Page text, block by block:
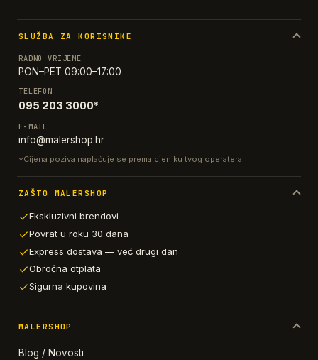
SLUŽBA ZA KORISNIKE
RADNO VRIJEME
PON–PET 09:00–17:00
TELEFON
095 203 3000*
E-MAIL
info@malershop.hr
*Cijena poziva naplaćuje se prema cjeniku tvog operatera.
ZAŠTO MALERSHOP
Ekskluzivni brendovi
Povrat u roku 30 dana
Express dostava — već drugi dan
Obročna otplata
Sigurna kupovina
MALERSHOP
Blog / Novosti